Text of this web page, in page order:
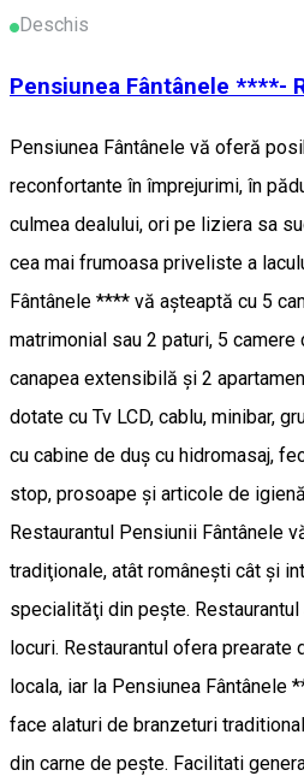
Deschis
Pensiunea Fântânele ****-
Pensiunea Fântânele vă oferă
reconfortante în împrejurimi, în
culmea dealului, ori pe liziera sa
cea mai frumoasa priveliste a
Fântânele **** vă aşteaptă cu 5
matrimonial sau 2 paturi, 5
canapea extensibilă şi 2
dotate cu Tv LCD, cablu, minibar,
cu cabine de duş cu hidromasaj,
stop, prosoape şi articole de
Restaurantul Pensiunii Fântânele
tradiţionale, atât româneşti cât şi
specialităţi din peşte.
locuri. Restaurantul ofera prearate
locala, iar la Pensiunea Fântânele
face alaturi de branzeturi
din carne de peşte. Facilitati